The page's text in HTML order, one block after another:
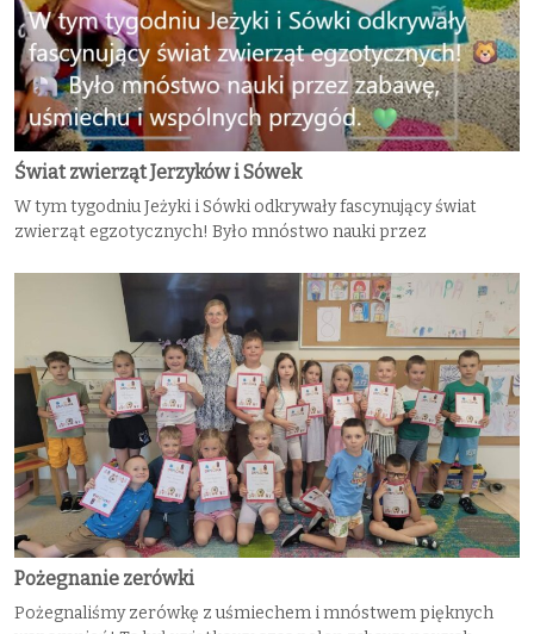
Świat zwierząt Jerzyków i Sówek
W tym tygodniu Jeżyki i Sówki odkrywały fascynujący świat
zwierząt egzotycznych! Było mnóstwo nauki przez
Pożegnanie zerówki
Pożegnaliśmy zerówkę z uśmiechem i mnóstwem pięknych